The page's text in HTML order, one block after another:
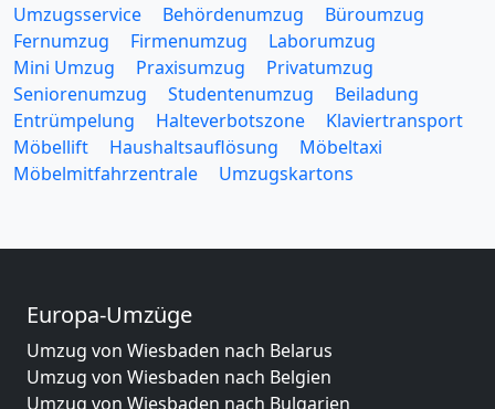
Umzugsservice Behördenumzug
Büroumzug
Fernumzug
Firmenumzug
Laborumzug
Mini Umzug
Praxisumzug
Privatumzug
Seniorenumzug
Studentenumzug
Beiladung
Entrümpelung
Halteverbotszone
Klaviertransport
Möbellift
Haushaltsauflösung
Möbeltaxi
Möbelmitfahrzentrale
Umzugskartons
Europa-Umzüge
Umzug von Wiesbaden nach Belarus
Umzug von Wiesbaden nach Belgien
Umzug von Wiesbaden nach Bulgarien